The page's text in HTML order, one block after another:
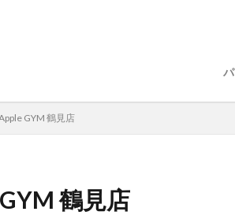
GYM 鶴見店
鶴見店